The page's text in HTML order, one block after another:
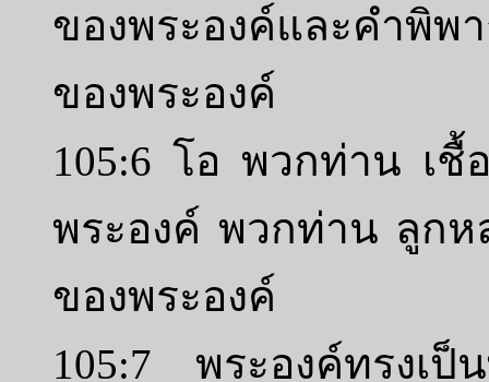
ของพระองค์และคำพิพ
ของพระองค์
105:6 โอ พวกท่าน เชื้
พระองค์ พวกท่าน ลูกห
ของพระองค์
105:7 พระองค์ทรงเป็